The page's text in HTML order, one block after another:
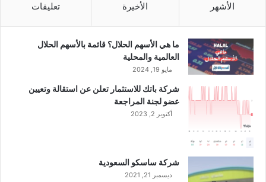
م
ع
ص
ع
ي
الأشهر الأخيرة تعليقات
ما هي الأسهم الحلال؟ قائمة بالأسهم الحلال
العالمية والمحلية
مايو 19, 2024
شركة باتك للاستثمار تعلن عن استقالة وتعيين
عضو لجنة المراجعة
أكتوبر 2, 2023
شركة ساسكو السعودية
ديسمبر 21, 2021